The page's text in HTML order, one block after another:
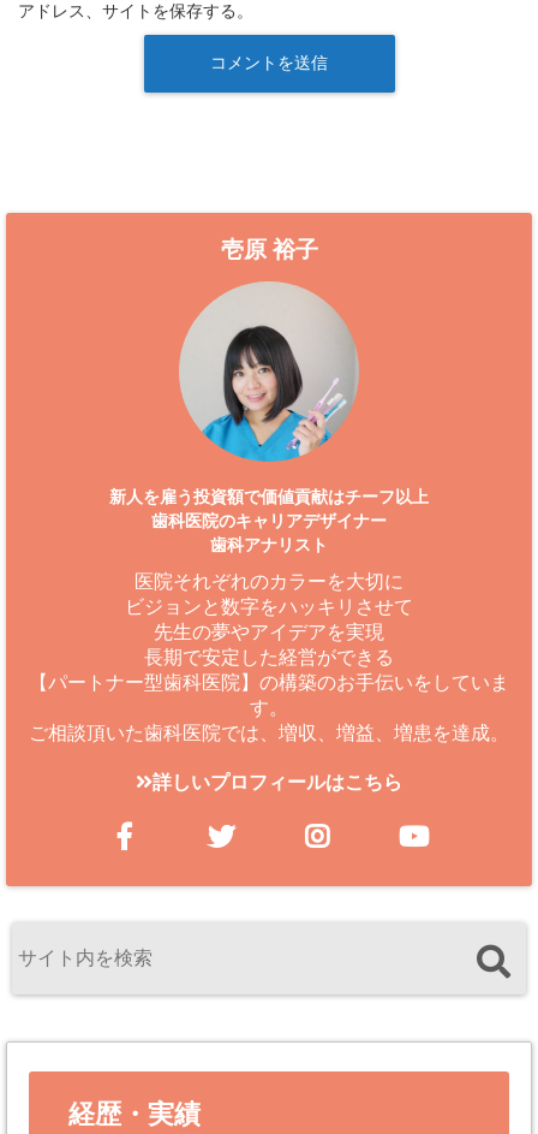
アドレス、サイトを保存する。
壱原 裕子
新人を雇う投資額で価値貢献はチーフ以上
歯科医院のキャリアデザイナー
歯科アナリスト
医院それぞれのカラーを大切に
ビジョンと数字をハッキリさせて
先生の夢やアイデアを実現
長期で安定した経営ができる
【パートナー型歯科医院】の構築のお手伝いをしていま
す。
ご相談頂いた歯科医院では、増収、増益、増患を達成。
詳しいプロフィールはこちら
経歴・実績